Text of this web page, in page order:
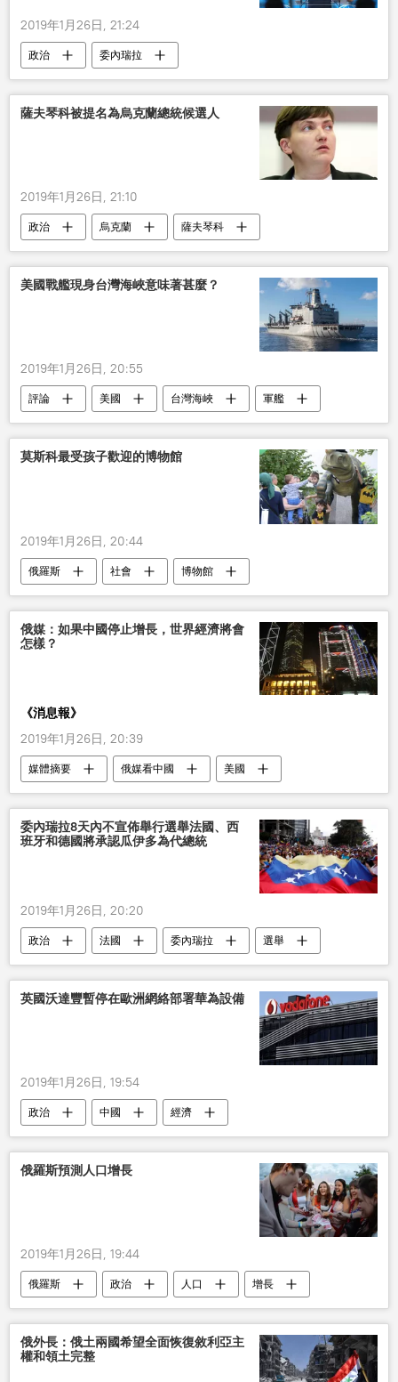
2019年1月26日, 21:24
政治 委內瑞拉
薩夫琴科被提名為烏克蘭總統候選人
2019年1月26日, 21:10
政治 烏克蘭
薩夫琴科
候選人
美國戰艦現身台灣海峽意味著甚麼？
2019年1月26日, 20:55
評論 美國 台灣海峽 軍艦
莫斯科最受孩子歡迎的博物館
2019年1月26日, 20:44
俄羅斯 社會 博物館
俄媒：如果中國停止增長，世界經濟將會
怎樣？
《消息報》
2019年1月26日, 20:39
媒體摘要 俄媒看中國
美國
農業
情報部門 中國
軍事
經濟
委內瑞拉8天內不宣佈舉行選舉法國、西
班牙和德國將承認瓜伊多為代總統
2019年1月26日, 20:20
政治 法國 委內瑞拉
選舉
總統
委內瑞拉抗議活動
胡安•瓜伊多
馬克龍
英國沃達豐暫停在歐洲網絡部署華為設備
2019年1月26日, 19:54
政治 中國
經濟
華為CFO被捕
美國
英國
華為公司
沃達豐公司
俄羅斯預測人口增長
2019年1月26日, 19:44
俄羅斯 政治 人口 增長
俄外長：俄土兩國希望全面恢復敘利亞主
權和領土完整